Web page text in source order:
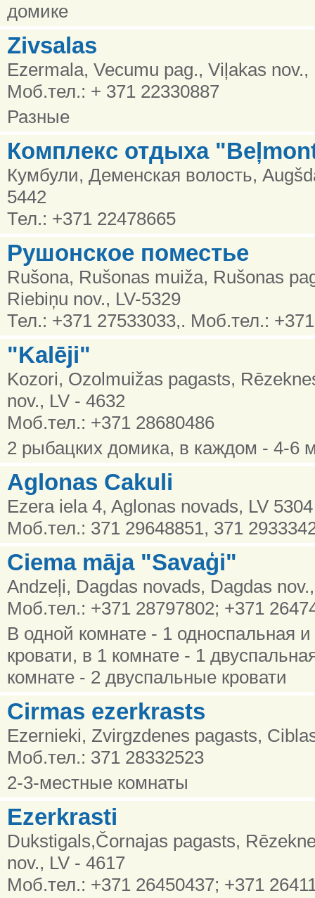
домике
Zivsalas
Ezermala, Vecumu pag., Viļakas nov.,
Моб.тел.: + 371 22330887
Разные
Комплекс отдыха
Кумбули, Деменская волость,
5442
Тел.: +371 22478665
Рушонское поместье
Rušona, Rušonas muiža, Rušonas
Riebiņu nov., LV-5329
Тел.: +371 27533033,. Моб.тел.:
"Kalēji"
Kozori, Ozolmuižas pagasts,
nov., LV - 4632
Моб.тел.: +371 28680486
2 рыбацких домика, в каждом - 4-6
Aglonas Cakuli
Ezera iela 4, Aglonas novads, LV 5304
Моб.тел.: 371 29648851, 371
Ciema māja "Savaģi"
Andzeļi, Dagdas novads, Dagdas
Моб.тел.: +371 28797802; +371
В одной комнате - 1 односпальная
кровати, в 1 комнате - 1
комнате - 2 двуспальные кровати
Cirmas ezerkrasts
Ezernieki, Zvirgzdenes pagasts,
Моб.тел.: 371 28332523
2-3-местные комнаты
Ezerkrasti
Dukstigals,Čornajas pagasts,
nov., LV - 4617
Моб.тел.: +371 26450437; +371